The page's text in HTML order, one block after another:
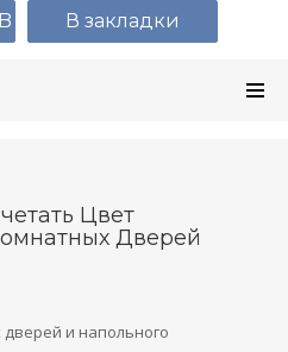
Цвет
Дверей
и напольного
В закладки